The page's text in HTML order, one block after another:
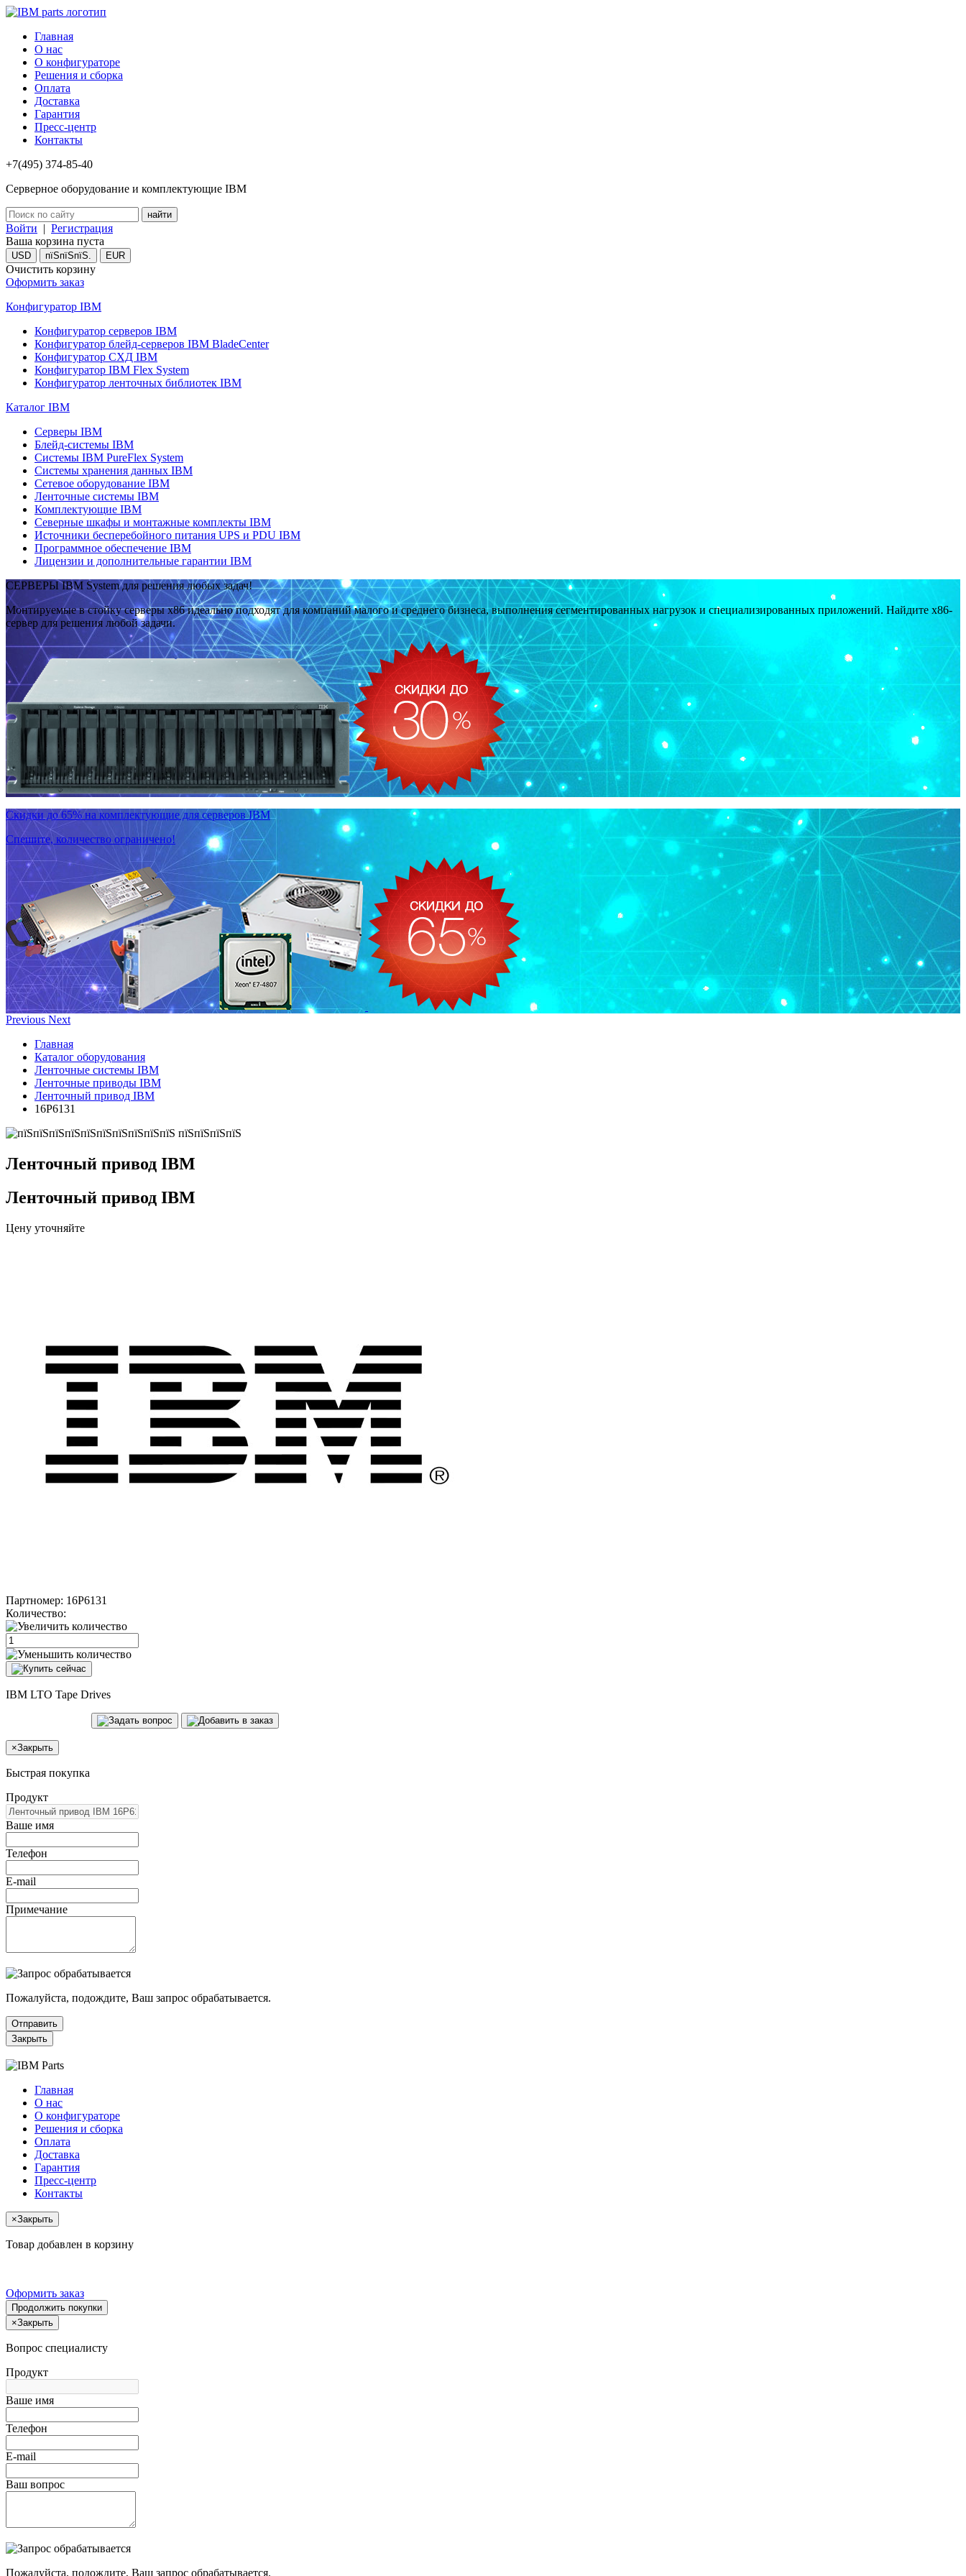
Главная
О нас
О конфигураторе
Решения и сборка
Оплата
Доставка
Гарантия
Пресс-центр
Контакты
+7(495) 374-85-40
Серверное оборудование и комплектующие IBM
Войти | Регистрация
Ваша корзина пуста
USD пїЅпїЅпїЅ. EUR
Очистить корзину
Оформить заказ
Конфигуратор IBM
Конфигуратор серверов IBM
Конфигуратор блейд-серверов IBM BladeCenter
Конфигуратор СХД IBM
Конфигуратор IBM Flex System
Конфигуратор ленточных библиотек IBM
Каталог IBM
Серверы IBM
Блейд-системы IBM
Системы IBM PureFlex System
Системы хранения данных IBM
Сетевое оборудование IBM
Ленточные системы IBM
Комплектующие IBM
Северные шкафы и монтажные комплекты IBM
Источники бесперебойного питания UPS и PDU IBM
Программное обеспечение IBM
Лицензии и дополнительные гарантии IBM
СЕРВЕРЫ IBM System для решения любых задач!
Монтируемые в стойку серверы x86 идеально подходят для компаний малого и среднего бизнеса, выполнения сегментированных нагрузок и специализированных приложений. Найдите x86-
сервер для решения любой задачи.
Скидки до 65% на комплектующие для серверов IBM
Спешите, количество ограничено!
Previous Next
Главная
Каталог оборудования
Ленточные системы IBM
Ленточные приводы IBM
Ленточный привод IBM
16P6131
Ленточный привод IBM
Ленточный привод IBM
Цену уточняйте
Партномер: 16P6131
Количество:
IBM LTO Tape Drives
×Закрыть
Быстрая покупка
Продукт
Ваше имя
Телефон
E-mail
Примечание
Пожалуйста, подождите, Ваш запрос обрабатывается.
Отправить
Закрыть
Главная
О нас
О конфигураторе
Решения и сборка
Оплата
Доставка
Гарантия
Пресс-центр
Контакты
×Закрыть
Товар добавлен в корзину
Оформить заказ
Продолжить покупки
×Закрыть
Вопрос специалисту
Продукт
Ваше имя
Телефон
E-mail
Ваш вопрос
Пожалуйста, подождите, Ваш запрос обрабатывается.